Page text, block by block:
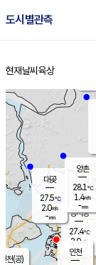
도시별관측
홈
현재날씨 육상
경서동
27.4℃
2.0m/s
-mm
대곶
27.5℃
2.0m/s
-mm
양촌
28.1℃
1.4m/s
-mm
인천(공)
인천